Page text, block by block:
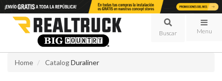
Menu
Home CatalogDuraliner